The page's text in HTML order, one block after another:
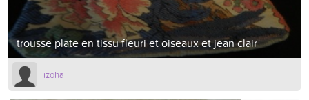
trousse plate en tissu fleuri et oiseaux et jean clair
izoha